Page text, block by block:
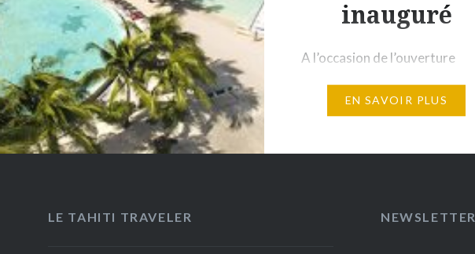
inauguré
A l’occasion de l’ouverture
Nui, qui s’est refait une beauté,
lagon de Bora Bora. Le sunset
EN SAVOIR PLUS
LE TAHITI TRAVELER NEWSLETTER